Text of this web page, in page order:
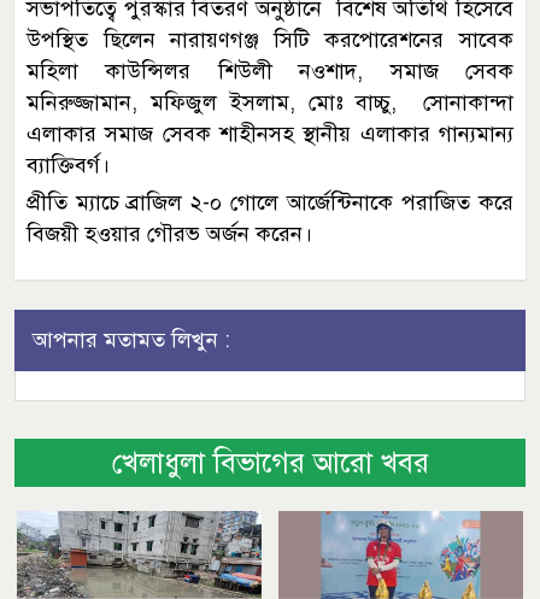
সভাপতিত্বে পুরস্কার বিতরণ অনুষ্ঠানে বিশেষ অতিথি হিসেবে
উপস্থিত ছিলেন নারায়ণগঞ্জ সিটি করপোরেশনের সাবেক
মহিলা কাউন্সিলর শিউলী নওশাদ, সমাজ সেবক
মনিরুজ্জামান, মফিজুল ইসলাম, মোঃ বাচ্চু, সোনাকান্দা
এলাকার সমাজ সেবক শাহীনসহ স্থানীয় এলাকার গান্যমান্য
ব্যাক্তিবর্গ।
প্রীতি ম্যাচে ব্রাজিল ২-০ গোলে আর্জেন্টিনাকে পরাজিত করে
বিজয়ী হওয়ার গৌরভ অর্জন করেন।
আপনার মতামত লিখুন :
খেলাধুলা বিভাগের আরো খবর